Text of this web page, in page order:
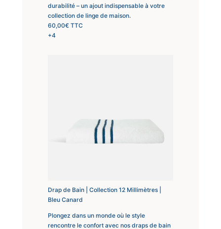
durabilité – un ajout indispensable à votre
collection de linge de maison.
60,00€ TTC
+4
Drap de Bain | Collection 12 Millimètres |
Bleu Canard
Plongez dans un monde où le style
rencontre le confort avec nos draps de bain